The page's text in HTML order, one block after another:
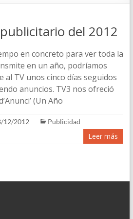
del 2012
en concreto para ver toda la
en un año, podríamos
al TV unos cinco días seguidos
anuncios. TV3 nos ofreció
(Un Año
12/2012
Publicidad
Leer más